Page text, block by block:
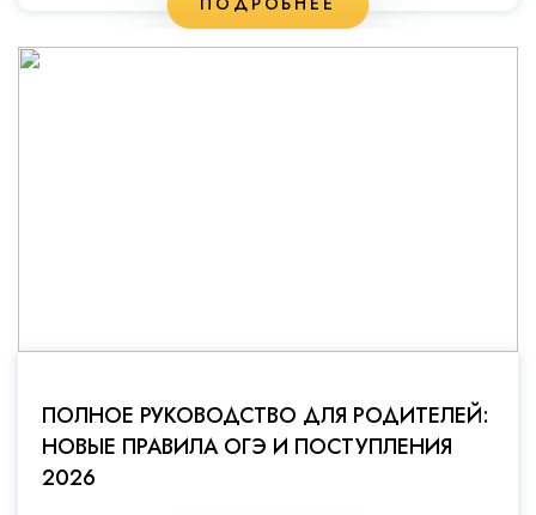
ПОЛНОЕ РУКОВОДСТВО ДЛЯ РОДИТЕЛЕЙ:
НОВЫЕ ПРАВИЛА ОГЭ И ПОСТУПЛЕНИЯ
2026